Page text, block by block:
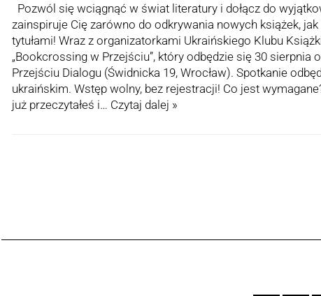
Pozwól się wciągnąć w świat literatury i dołącz do
zainspiruje Cię zarówno do odkrywania nowych książek,
tytułami! Wraz z organizatorkami Ukraińskiego Klubu
„Bookcrossing w Przejściu”, który odbędzie się 30 sierpnia
Przejściu Dialogu (Świdnicka 19, Wrocław). Spotkanie
ukraińskim. Wstęp wolny, bez rejestracji! Co jest
już przeczytałeś i… Czytaj dalej »